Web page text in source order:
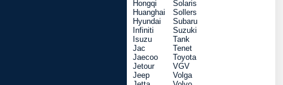
Hongqi
Huanghai
Hyundai
Infiniti
Isuzu
Jac
Jaecoo
Jetour
Jeep
Solaris
Sollers
Subaru
Suzuki
Tank
Tenet
Toyota
VGV
Volga